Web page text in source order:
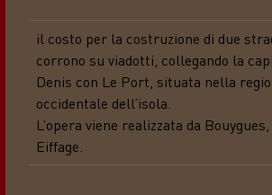
il costo per la costruzione di due
corrono su viadotti, collegando la
Denis con Le Port, situata nella
occidentale dell’isola.
L’opera viene realizzata da
Eiffage.